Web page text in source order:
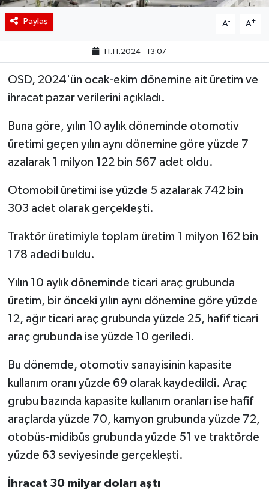
Paylaş A- A+
11.11.2024 - 13:07
OSD, 2024'ün ocak-ekim dönemine ait üretim ve
ihracat pazar verilerini açıkladı.
Buna göre, yılın 10 aylık döneminde otomotiv
üretimi geçen yılın aynı dönemine göre yüzde 7
azalarak 1 milyon 122 bin 567 adet oldu.
Otomobil üretimi ise yüzde 5 azalarak 742 bin
303 adet olarak gerçekleşti.
Traktör üretimiyle toplam üretim 1 milyon 162 bin
178 adedi buldu.
Yılın 10 aylık döneminde ticari araç grubunda
üretim, bir önceki yılın aynı dönemine göre yüzde
12, ağır ticari araç grubunda yüzde 25, hafif ticari
araç grubunda ise yüzde 10 geriledi.
Bu dönemde, otomotiv sanayisinin kapasite
kullanım oranı yüzde 69 olarak kaydedildi. Araç
grubu bazında kapasite kullanım oranları ise hafif
araçlarda yüzde 70, kamyon grubunda yüzde 72,
otobüs-midibüs grubunda yüzde 51 ve traktörde
yüzde 63 seviyesinde gerçekleşti.
İhracat 30 milyar doları aştı
Hakkımızda